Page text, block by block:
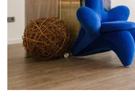
Ausstattung
Zusatznächte